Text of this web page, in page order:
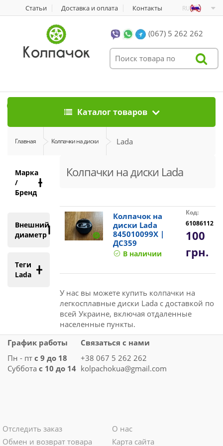
Статьи Доставка и оплата Контакты RU
(067) 5 262 262
Каталог товаров
Главная Колпачки на диски Lada
Марка
/
Бренд
Внешний
диаметр
Теги
Lada
Колпачки на диски Lada
Колпачок на
диски Lada
845010099X |
ДС359
В наличии
Код:
61086112
100
грн.
У нас вы можете купить колпачки на
легкосплавные диски Lada с доставкой по
всей Украине, включая отдаленные
населенные пункты.
График работы
Пн - пт с 9 до 18
Суббота с 10 до 14
Связаться с нами
+38 067 5 262 262
kolpachokua@gmail.com
Отследить заказ
Обмен и возврат товара
О нас
Карта сайта